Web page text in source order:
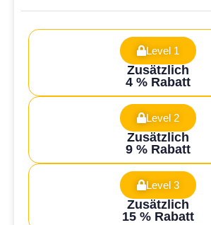
Level 1
Zusätzlich
4 % Rabatt
Level 2
Zusätzlich
9 % Rabatt
Level 3
Zusätzlich
15 % Rabatt